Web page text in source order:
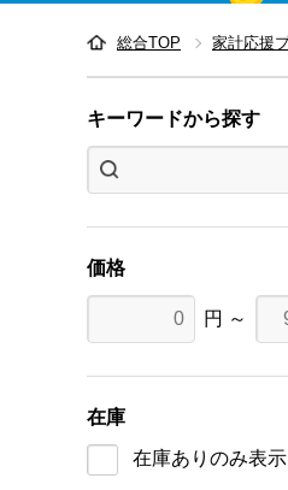
総合TOP 家計応援
キーワードから探す
価格
円 ～
在庫
在庫ありのみ表示